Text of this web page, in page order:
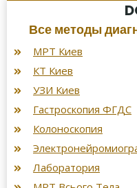
Все методы
МРТ Киев
КТ Киев
УЗИ Киев
Гастроскопия ФГДС
Колоноскопия
Лаборатория